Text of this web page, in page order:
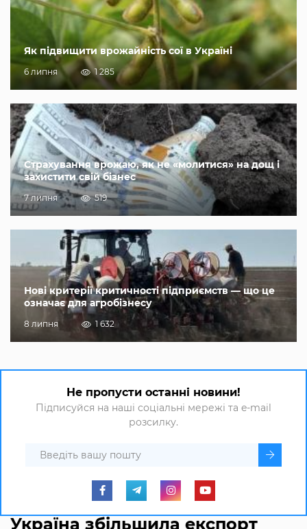
Як підвищити врожайність сої в Україні
6 липня 1 285
Страхування врожаю, як не «молитися» на дощ і
захистити свій бізнес
7 липня 519
Нові критерії критичності підприємств — що це
означає для агробізнесу
8 липня 1 632
Не пропусти останні новини!
Підписуйся на наші соціальні мережі та e-mail
розсилку.
Україна збільшила експорт